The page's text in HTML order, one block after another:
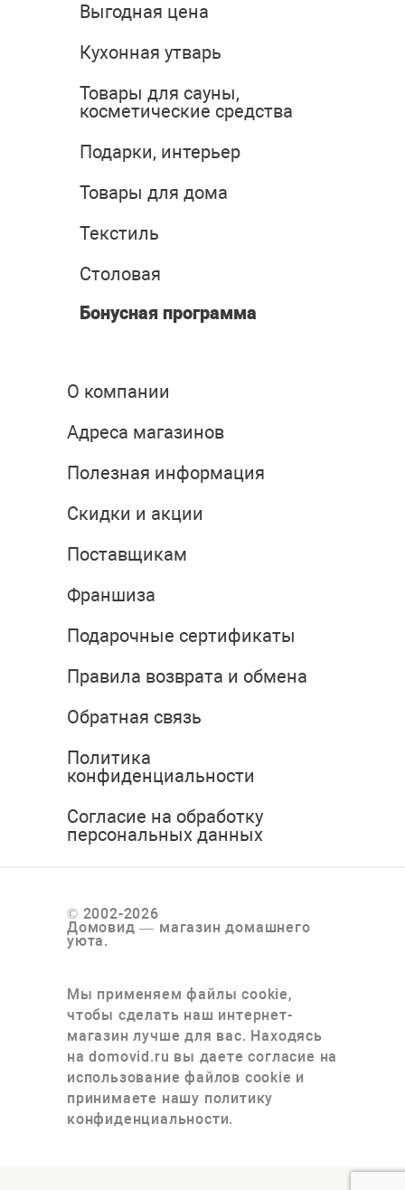
Выгодная цена
Кухонная утварь
Товары для сауны,
косметические средства
Подарки, интерьер
Товары для дома
Текстиль
Столовая
Бонусная программа
О компании
Адреса магазинов
Полезная информация
Скидки и акции
Поставщикам
Франшиза
Подарочные сертификаты
Правила возврата и обмена
Обратная связь
Политика
конфиденциальности
Согласие на обработку
персональных данных
© 2002-2026
Домовид — магазин домашнего
уюта.
Мы применяем файлы cookie,
чтобы сделать наш интернет-
магазин лучше для вас. Находясь
на domovid.ru вы даете согласие на
использование файлов cookie и
принимаете нашу политику
конфиденциальности.